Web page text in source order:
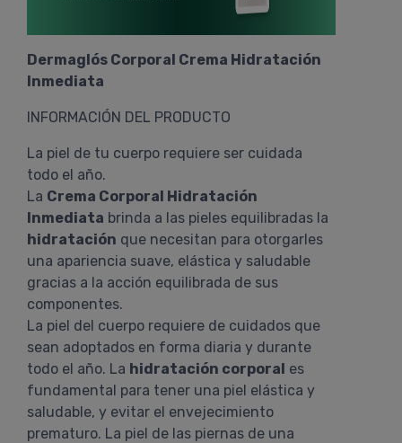
Dermaglós Corporal Crema Hidratación
Inmediata
INFORMACIÓN DEL PRODUCTO
La piel de tu cuerpo requiere ser cuidada
todo el año.
La Crema Corporal Hidratación
Inmediata brinda a las pieles equilibradas la
hidratación que necesitan para otorgarles
una apariencia suave, elástica y saludable
gracias a la acción equilibrada de sus
componentes.
La piel del cuerpo requiere de cuidados que
sean adoptados en forma diaria y durante
todo el año. La hidratación corporal es
fundamental para tener una piel elástica y
saludable, y evitar el envejecimiento
prematuro. La piel de las piernas de una